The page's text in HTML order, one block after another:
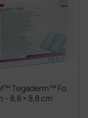
Tegaderm™ Fo
- 8,8 × 8,8 cm